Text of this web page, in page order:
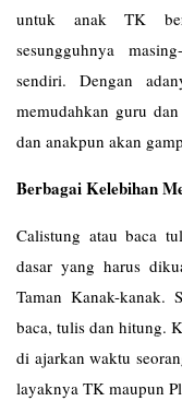
untuk anak TK
sesungguhnya
sendiri. Dengan
memudahkan guru
dan anakpun akan
Berbagai Kelebihan
Calistung atau baca
dasar yang harus
Taman Kanak-kanak.
baca, tulis dan hitung.
di ajarkan waktu
layaknya TK maupun